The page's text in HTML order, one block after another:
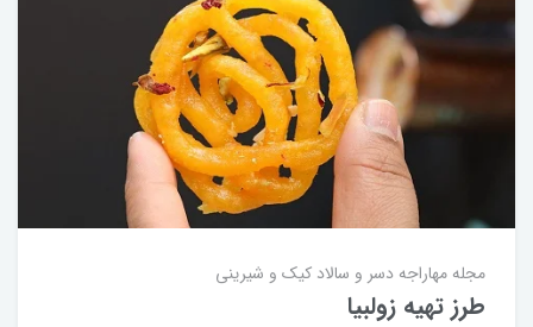
مجله مهاراجه دسر و سالاد کیک و شیرینی
طرز تهیه زولبیا